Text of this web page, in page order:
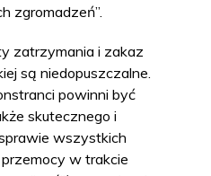
zgromadzeń”.
zatrzymania i zakaz
są niedopuszczalne.
powinni być
skutecznego i
wszystkich
w trakcie